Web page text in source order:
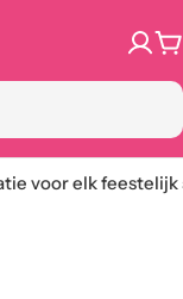
voor elk feestelijk